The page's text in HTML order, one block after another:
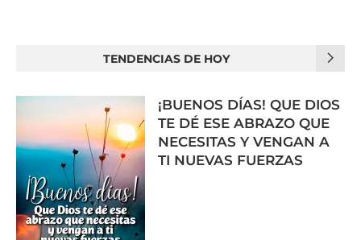
TENDENCIAS DE HOY
¡BUENOS DÍAS! QUE DIOS
TE DÉ ESE ABRAZO QUE
NECESITAS Y VENGAN A
TI NUEVAS FUERZAS